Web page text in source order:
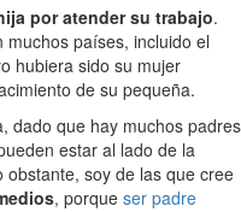
por atender su trabajo.
países, incluido el
hubiera sido su mujer
de su pequeña.
dado que hay muchos padres
estar al lado de la
soy de las que cree
, porque ser padre